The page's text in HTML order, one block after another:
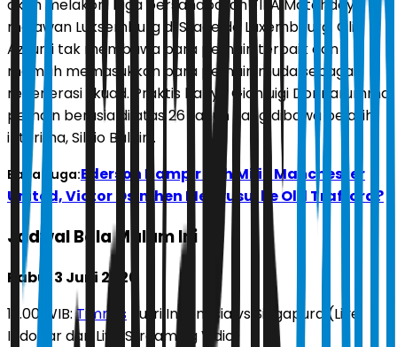
akan melakoni laga persahabatan FIFA Matchday
melawan Luksemburg di Stade de Luxembourg. Gli
Azzurri tak membawa para pemain terbaik dan
memilih memasukkan para pemain muda sebagai
regenerasi skuad. Praktis hanya Gianluigi Donnarumma
pemain berusia di atas 26 tahun yang dibawa pelatih
interima, Silvio Baldini.
Baca Juga:Ederson Hampir Sah Milik Manchester
United, Victor Osimhen Menyusul ke Old Trafford?
Jadwal Bola Malam Ini
Rabu, 3 Juni 2026
19.00 WIB:Timnas Putri Indonesia vs Singapura (Live
Indosiar dan Live Streaming Vidio)